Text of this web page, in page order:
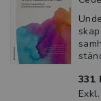
331